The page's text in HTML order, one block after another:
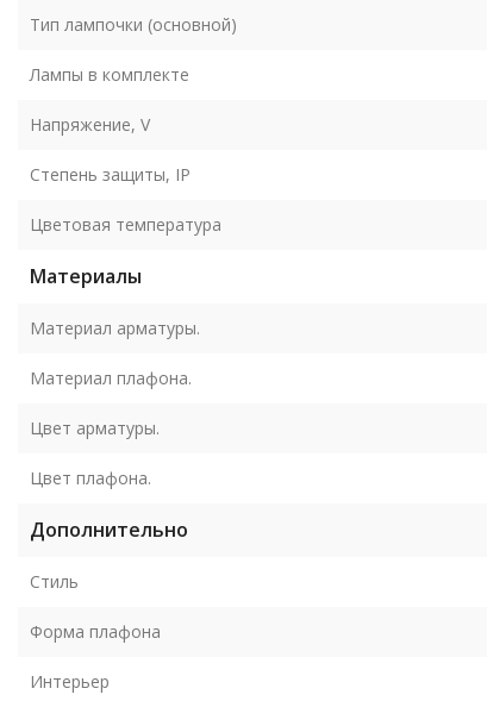
Тип лампочки (основной)
Лампы в комплекте
Напряжение, V
Степень защиты, IP
Цветовая температура
Материалы
Материал арматуры.
Материал плафона.
Цвет арматуры.
Цвет плафона.
Дополнительно
Стиль
Форма плафона
Интерьер